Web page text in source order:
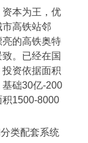
本为王，优
高铁站邻
的高铁奥特
。已经在国
资依据面积
础30亿-200
1500-8000
类配套系统